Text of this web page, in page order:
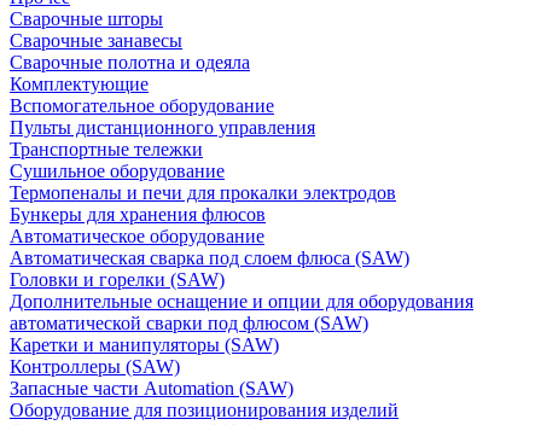
Сварочные шторы
Сварочные занавесы
Сварочные полотна и одеяла
Комплектующие
Вспомогательное оборудование
Пульты дистанционного управления
Транспортные тележки
Сушильное оборудование
Термопеналы и печи для прокалки электродов
Бункеры для хранения флюсов
Автоматическое оборудование
Автоматическая сварка под слоем флюса (SAW)
Головки и горелки (SAW)
Дополнительные оснащение и опции для оборудования
автоматической сварки под флюсом (SAW)
Каретки и манипуляторы (SAW)
Контроллеры (SAW)
Запасные части Automation (SAW)
Оборудование для позиционирования изделий